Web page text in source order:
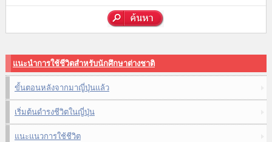
แนะนำการใช้ชีวิตสำหรับนักศึกษาต่างชาติ
ขั้นตอนหลังจากมาญี่ปุ่นแล้ว
เริ่มต้นดำรงชีวิตในญี่ปุ่น
แนะแนวการใช้ชีวิต